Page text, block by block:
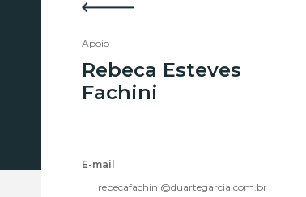
Apoio
Rebeca Esteves
Fachini
E-mail
rebecafachini@duartegarcia.com.br